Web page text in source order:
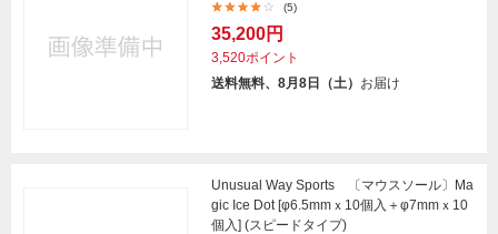
(5)
35,200円
3,520ポイント
送料無料、8月8日（土） お届け
Unusual Way Sports 〔マウスソール〕Ma
gic Ice Dot [φ6.5mmｘ10個入＋φ7mmｘ10
個入] (スピードタイプ)